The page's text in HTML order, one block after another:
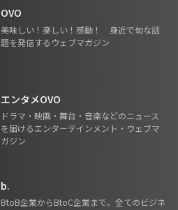
OVO
美味しい！楽しい！感動！ 身近で旬な話
題を発信するウェブマガジン
エンタメOVO
ドラマ・映画・舞台・音楽などのニュース
を届けるエンターテインメント・ウェブマ
ガジン
b.
BtoB企業からBtoC企業まで。全てのビジネ